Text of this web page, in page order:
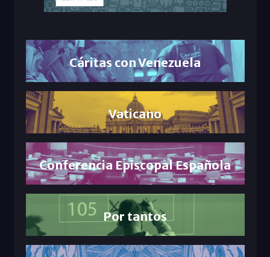
Cáritas con Venezuela
Vaticano
Conferencia Episcopal Española
Por tantos